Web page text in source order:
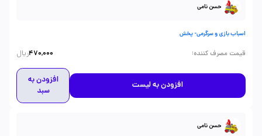
حسن نامی
اسباب بازی و سرگرمی- پخش
قیمت مصرف کننده:
470,000ریال
افزودن به لیست
افزودن به
سبد
حسن نامی